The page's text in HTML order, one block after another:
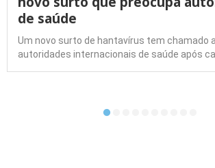
de saúde
Um novo surto de hantavírus tem chamado
autoridades internacionais de saúde após